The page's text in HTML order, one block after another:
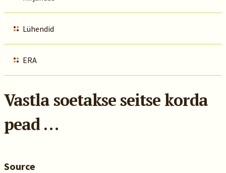
Lühendid
ERA
Vastla soetakse seitse korda
pead …
Source